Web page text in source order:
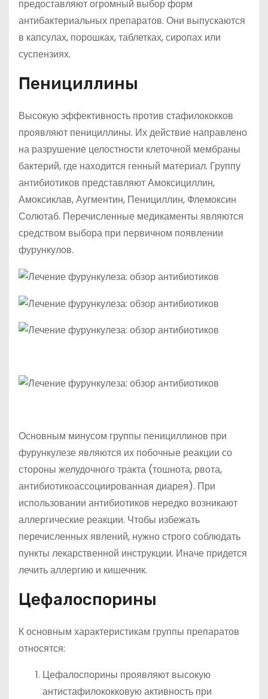
предоставляют огромный выбор форм
антибактериальных препаратов. Они выпускаются
в капсулах, порошках, таблетках, сиропах или
суспензиях.
Пенициллины
Высокую эффективность против стафилококков
проявляют пенициллины. Их действие направлено
на разрушение целостности клеточной мембраны
бактерий, где находится генный материал. Группу
антибиотиков представляют Амоксициллин,
Амоксиклав, Аугментин, Пенициллин, Флемоксин
Солютаб. Перечисленные медикаменты являются
средством выбора при первичном появлении
фурункулов.
Основным минусом группы пенициллинов при
фурункулезе являются их побочные реакции со
стороны желудочного тракта (тошнота, рвота,
антибиотикоассоциированная диарея). При
использовании антибиотиков нередко возникают
аллергические реакции. Чтобы избежать
перечисленных явлений, нужно строго соблюдать
пункты лекарственной инструкции. Иначе придется
лечить аллергию и кишечник.
Цефалоспорины
К основным характеристикам группы препаратов
относятся:
Цефалоспорины проявляют высокую
антистафилококковую активность при